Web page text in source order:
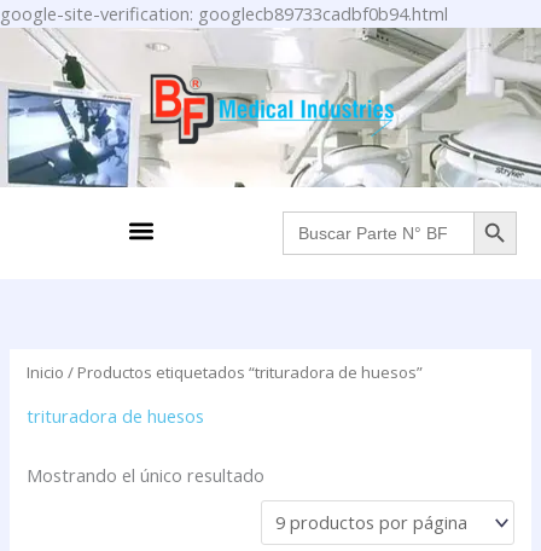
google-site-verification: googlecb89733cadbf0b94.html
al
contenido
Menu Buscar: BOTÓN DE
Inicio / Productos etiquetados “trituradora de huesos”
trituradora de huesos
Mostrando el único resultado